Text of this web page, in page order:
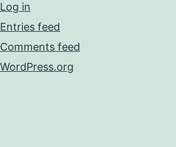
Log in
Entries feed
Comments feed
WordPress.org